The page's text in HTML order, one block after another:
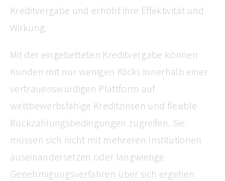
Kreditvergabe und erhöht ihre Effektivität und
Wirkung.
Mit der eingebetteten Kreditvergabe können
Kunden mit nur wenigen Klicks innerhalb einer
vertrauenswürdigen Plattform auf
wettbewerbsfähige Kreditzinsen und flexible
Rückzahlungsbedingungen zugreifen. Sie
müssen sich nicht mit mehreren Institutionen
auseinandersetzen oder langwierige
Genehmigungsverfahren über sich ergehen